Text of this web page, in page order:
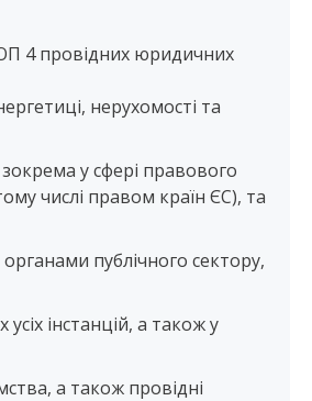
4 провідних юридичних
нерухомості та
у сфері правового
числі правом країн ЄС), та
публічного сектору,
інстанцій, а також у
а також провідні